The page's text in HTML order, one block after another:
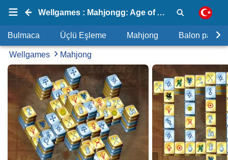
Wellgames : Mahjongg: Age of Alchemy
Bulmaca Üçlü Eşleme Mahjong Balon
Wellgames Mahjong